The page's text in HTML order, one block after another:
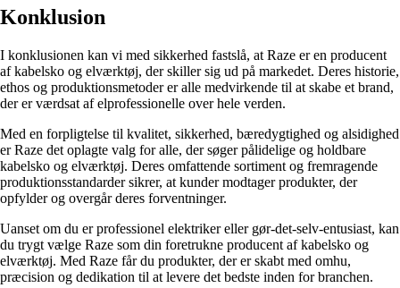
Konklusion
I konklusionen kan vi med sikkerhed fastslå, at Raze er en producent
af kabelsko og elværktøj, der skiller sig ud på markedet. Deres historie,
ethos og produktionsmetoder er alle medvirkende til at skabe et brand,
der er værdsat af elprofessionelle over hele verden.
Med en forpligtelse til kvalitet, sikkerhed, bæredygtighed og alsidighed
er Raze det oplagte valg for alle, der søger pålidelige og holdbare
kabelsko og elværktøj. Deres omfattende sortiment og fremragende
produktionsstandarder sikrer, at kunder modtager produkter, der
opfylder og overgår deres forventninger.
Uanset om du er professionel elektriker eller gør-det-selv-entusiast, kan
du trygt vælge Raze som din foretrukne producent af kabelsko og
elværktøj. Med Raze får du produkter, der er skabt med omhu,
præcision og dedikation til at levere det bedste inden for branchen.